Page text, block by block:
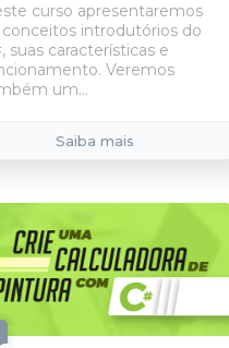
curso apresentaremos
conceitos introdutórios do
suas características e
Veremos
um...
Saiba mais
aulas